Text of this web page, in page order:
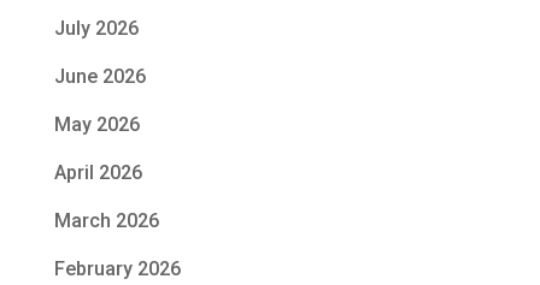
July 2026
June 2026
May 2026
April 2026
March 2026
February 2026